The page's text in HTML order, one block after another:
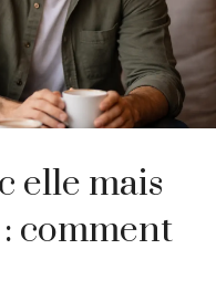
elle mais
comment